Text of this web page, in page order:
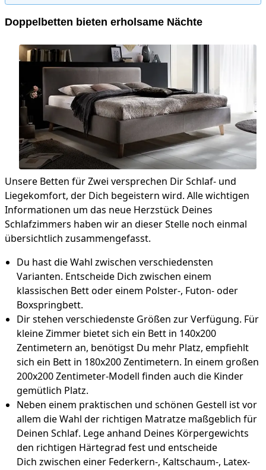
Doppelbetten bieten erholsame Nächte
Unsere Betten für Zwei versprechen Dir Schlaf- und
Liegekomfort, der Dich begeistern wird. Alle wichtigen
Informationen um das neue Herzstück Deines
Schlafzimmers haben wir an dieser Stelle noch einmal
übersichtlich zusammengefasst.
Du hast die Wahl zwischen verschiedensten
Varianten. Entscheide Dich zwischen einem
klassischen Bett oder einem Polster-, Futon- oder
Boxspringbett.
Dir stehen verschiedenste Größen zur Verfügung. Für
kleine Zimmer bietet sich ein Bett in 140x200
Zentimetern an, benötigst Du mehr Platz, empfiehlt
sich ein Bett in 180x200 Zentimetern. In einem großen
200x200 Zentimeter-Modell finden auch die Kinder
gemütlich Platz.
Neben einem praktischen und schönen Gestell ist vor
allem die Wahl der richtigen Matratze maßgeblich für
Deinen Schlaf. Lege anhand Deines Körpergewichts
den richtigen Härtegrad fest und entscheide
Dich zwischen einer Federkern-, Kaltschaum-, Latex-